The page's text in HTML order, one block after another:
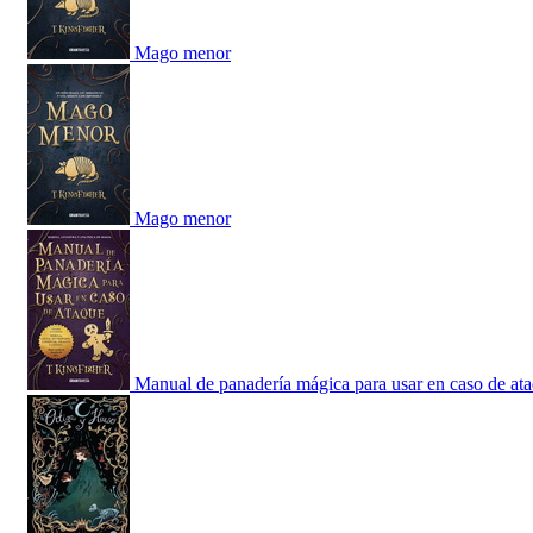
Mago menor
Mago menor
Manual de panadería mágica para usar en caso de